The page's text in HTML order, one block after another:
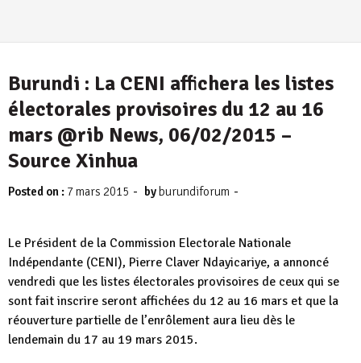
Burundi : La CENI affichera les listes
électorales provisoires du 12 au 16
mars @rib News, 06/02/2015 –
Source Xinhua
Posted on : 7 mars 2015 - by burundiforum -
Le Président de la Commission Electorale Nationale
Indépendante (CENI), Pierre Claver Ndayicariye, a annoncé
vendredi que les listes électorales provisoires de ceux qui se
sont fait inscrire seront affichées du 12 au 16 mars et que la
réouverture partielle de l’enrôlement aura lieu dès le
lendemain du 17 au 19 mars 2015.